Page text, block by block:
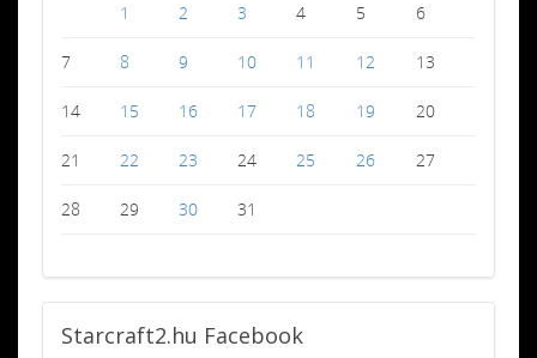
1
2 3 4 5 6
7 8 9 10 11 12 13
14 15 16 17 18 19 20
21 22 23 24 25 26 27
28 29 30 31
Starcraft2.hu Facebook